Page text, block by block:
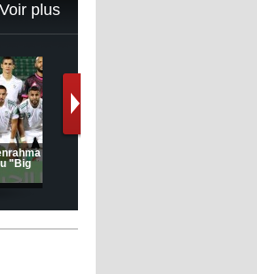
veulent le
hiver
Voir plus
1 -